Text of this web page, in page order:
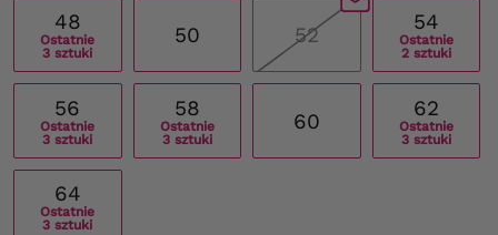
48
Ostatnie
3 sztuki
50 52
54
Ostatnie
2 sztuki
56
Ostatnie
3 sztuki
58
Ostatnie
3 sztuki
60
62
Ostatnie
3 sztuki
64
Ostatnie
3 sztuki